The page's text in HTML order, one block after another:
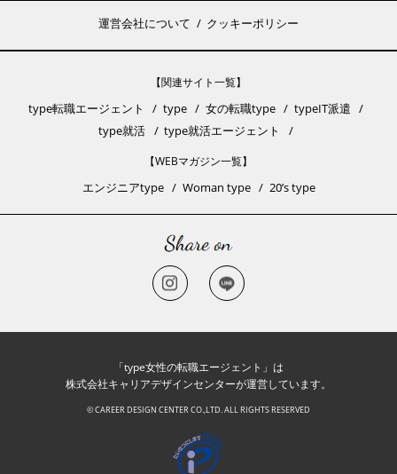
運営会社について クッキーポリシー
【関連サイト一覧】
type転職エージェント type 女の転職type
typeIT派遣
type就活
type就活エージェント
【WEBマガジン一覧】
エンジニアtype Woman type 20’s type
「type女性の転職エージェント」は
株式会社キャリアデザインセンターが運営しています。
© CAREER DESIGN CENTER CO.,LTD. ALL RIGHTS RESERVED